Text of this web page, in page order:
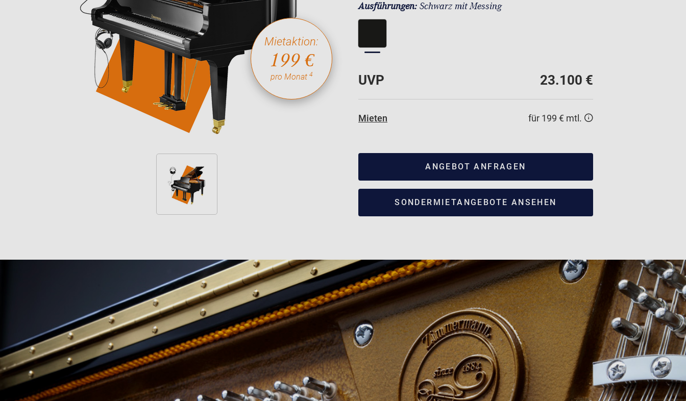
Mietaktion:
199 €
pro Monat 4
Ausführungen: Schwarz mit Messing
UVP 23.100 €
Mieten für 199 € mtl.
ANGEBOT ANFRAGEN
SONDERMIETANGEBOTE ANSEHEN